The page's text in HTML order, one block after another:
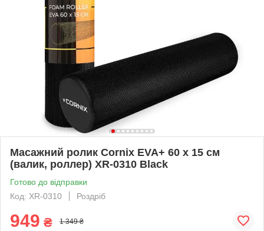
Масажний ролик Cornix EVA+ 60 x 15 см
(валик, роллер) XR-0310 Black
Готово до відправки
Код: XR-0310
Роздріб
949 ₴ 1 349 ₴